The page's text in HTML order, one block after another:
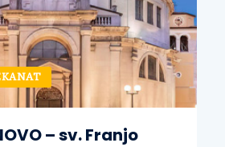
– sv. Franjo